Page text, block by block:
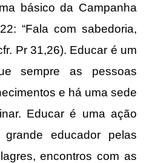
básico da Campanha
“Fala com sabedoria,
Pr 31,26). Educar é um
sempre as pessoas
e há uma sede
Educar é uma ação
educador pelas
encontros com as